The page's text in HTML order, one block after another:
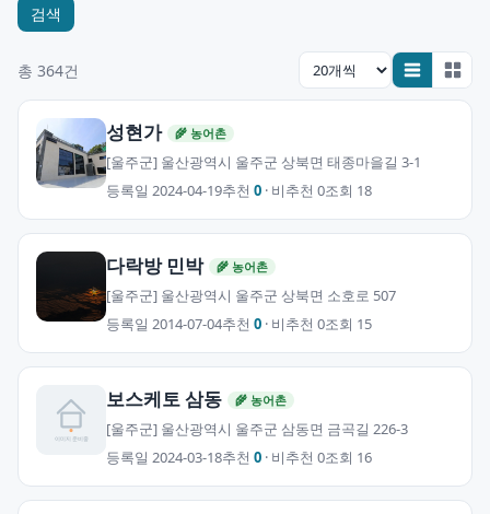
검색
총 364건
성현가 🌾 농어촌
[울주군] 울산광역시 울주군 상북면 태종마을길 3-1
등록일 2024-04-19추천 0 · 비추천 0조회 18
다락방 민박 🌾 농어촌
[울주군] 울산광역시 울주군 상북면 소호로 507
등록일 2014-07-04추천 0 · 비추천 0조회 15
보스케토 삼동 🌾 농어촌
[울주군] 울산광역시 울주군 삼동면 금곡길 226-3
등록일 2024-03-18추천 0 · 비추천 0조회 16